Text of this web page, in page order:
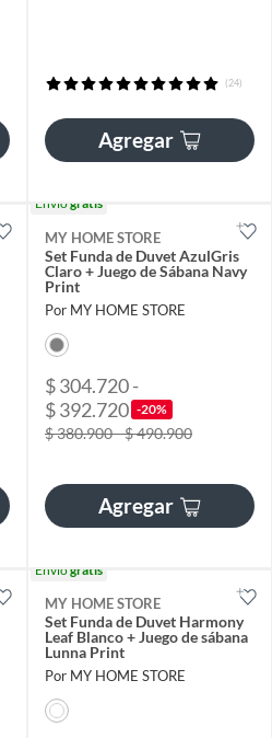
(24)
Agregar
Envíogratis
MY HOME STORE
Set Funda de Duvet AzulGris
Claro + Juego de Sábana Navy
Print
Por MY HOME STORE
$ 304.720 -
$ 392.720 -20%
$ 380.900 - $ 490.900
Agregar
Envíogratis
MY HOME STORE
Set Funda de Duvet Harmony
Leaf Blanco + Juego de sábana
Lunna Print
Por MY HOME STORE